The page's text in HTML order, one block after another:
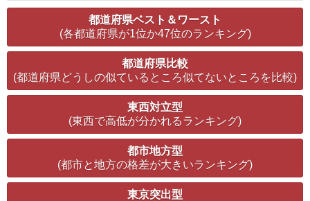
都道府県ベスト＆ワースト
(各都道府県が1位か47位のランキング)
都道府県比較
(都道府県どうしの似ているところ似てないところを比較)
東西対立型
(東西で高低が分かれるランキング)
都市地方型
(都市と地方の格差が大きいランキング)
東京突出型